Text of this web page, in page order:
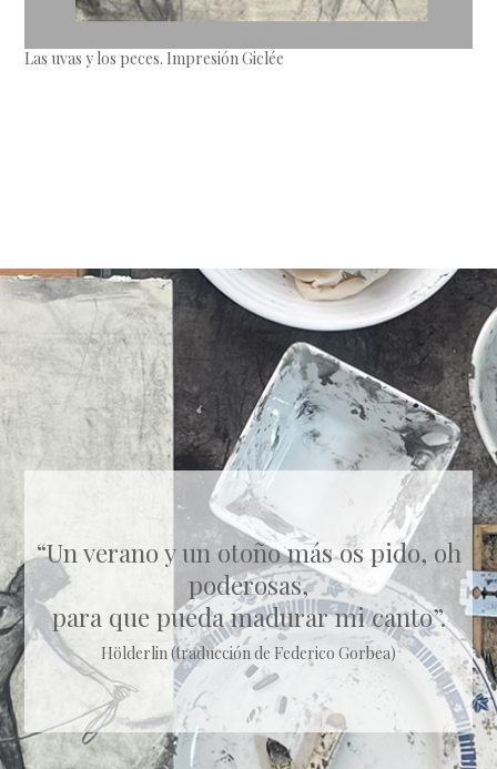
Las uvas y los peces. Impresión Giclée
“Un verano y un otoño más os pido, oh
poderosas,
para que pueda madurar mi canto”.
Hölderlin (traducción de Federico Gorbea)